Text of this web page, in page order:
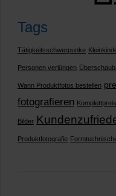
Tags
Tätigkeitsschwerpunke
Personen verjüngen
Wann Produktfotos bestellen
fotografieren Komplettpreis
Bilder
Produktfotografie